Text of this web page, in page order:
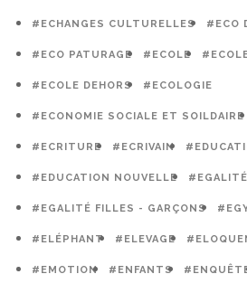
#ECHANGES CULTURELLES #ECO
#ECO PATURAGE #ECOLE
#ECOLE DEHORS #ECOLOGIE
#ECONOMIE SOCIALE ET SOILDAIRE
#ECRITURE #ECRIVAIN
#EDUCATION NOUVELLE
#EGALITÉ FILLES - GARÇONS
#ELÉPHANT #ELEVAGE
#EMOTION #ENFANTS